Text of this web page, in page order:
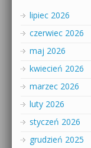
lipiec 2026
czerwiec 2026
maj 2026
kwiecień 2026
marzec 2026
luty 2026
styczeń 2026
grudzień 2025